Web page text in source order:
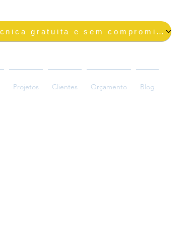
Solicite uma visita técnica gratuita e sem compromisso
Projetos Clientes Orçamento Blog